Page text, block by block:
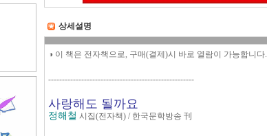
상세설명
◑ 이 책은 전자책으로, 구매(결제)시 바로 열람이 가능합니다.
-----------------------------------------------------
사랑해도 될까요
정해철 시집(전자책) / 한국문학방송 刊